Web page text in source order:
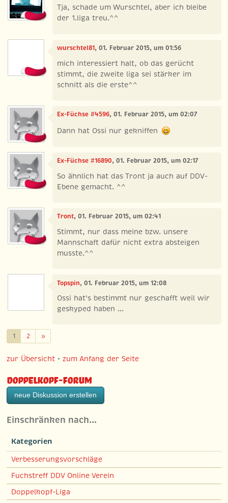
Tja, schade um Wurschtel, aber ich bleibe
der 1.liga treu.^^
wurschtel81, 01. Februar 2015, um 01:56
mich interessiert halt, ob das gerücht
stimmt, die zweite liga sei stärker im
schnitt als die erste^^
Ex-Füchse #4596, 01. Februar 2015, um 02:07
Dann hat Ossi nur gekniffen
Ex-Füchse #16890, 01. Februar 2015, um 02:17
So ähnlich hat das Tront ja auch auf DDV-
Ebene gemacht. ^^
Tront, 01. Februar 2015, um 02:41
Stimmt, nur dass meine bzw. unsere
Mannschaft dafür nicht extra absteigen
musste.^^
Topspin, 01. Februar 2015, um 12:08
Ossi hat's bestimmt nur geschafft weil wir
geskyped haben ...
1 2 »Weiter
zur Übersicht •zum Anfang der Seite
Doppelkopf-Forum
neue Diskussion erstellen
Einschränken nach…
Kategorien
Verbesserungsvorschläge
Fuchstreff DDV Online Verein
Doppelkopf-Liga